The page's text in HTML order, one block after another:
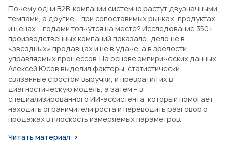
Почему одни B2B-компании системно растут двузначными
темпами, а другие – при сопоставимых рынках, продуктах
и ценах – годами топчутся на месте? Исследование 350+
производственных компаний показало: дело не в
«звездных» продавцах и не в удаче, а в зрелости
управляемых процессов. На основе эмпирических данных
Алексей Юсов выделил факторы, статистически
связанные с ростом выручки, и превратил их в
диагностическую модель, а затем – в
специализированного ИИ-ассистента, который помогает
находить ограничители роста и переводить разговор о
продажах в плоскость измеряемых параметров.
Читать материал